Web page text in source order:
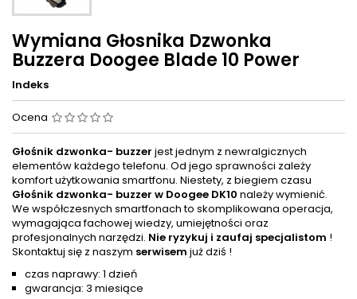
Wymiana Głosnika Dzwonka
Buzzera Doogee Blade 10 Power
Indeks
Ocena
Głośnik dzwonka- buzzer jest jednym z newralgicznych
elementów każdego telefonu. Od jego sprawności zależy
komfort użytkowania smartfonu. Niestety, z biegiem czasu
Głośnik dzwonka- buzzer w Doogee DK10 należy wymienić.
We współczesnych smartfonach to skomplikowana operacja,
wymagająca fachowej wiedzy, umiejętności oraz
profesjonalnych narzędzi. Nie ryzykuj i zaufaj specjalistom !
Skontaktuj się z naszym serwisem już dziś !
czas naprawy: 1 dzień
gwarancja: 3 miesiące